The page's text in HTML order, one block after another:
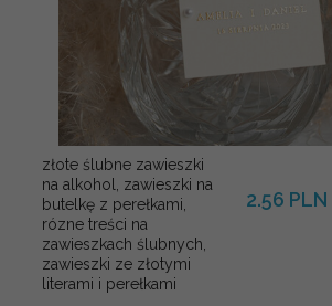
złote ślubne zawieszki
na alkohol, zawieszki na
butelkę z perełkami,
rózne treści na
zawieszkach ślubnych,
zawieszki ze złotymi
literami i perełkami
2.56 PLN